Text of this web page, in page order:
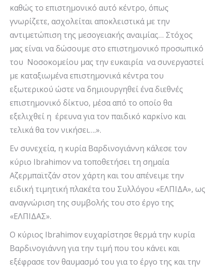
καθώς το επιστημονικό αυτό κέντρο, όπως
γνωρίζετε, ασχολείται αποκλειστικά με την
αντιμετώπιση της μεσογειακής αναιμίας… Στόχος
μας είναι να δώσουμε στο επιστημονικό προσωπικό
του Νοσοκομείου μας την ευκαιρία να συνεργαστεί
με καταξιωμένα επιστημονικά κέντρα του
εξωτερικού ώστε να δημιουργηθεί ένα διεθνές
επιστημονικό δίκτυο, μέσα από το οποίο θα
εξελιχθεί η έρευνα για τον παιδικό καρκίνο και
τελικά θα τον νικήσει….».
Εν συνεχεία, η κυρία Βαρδινογιάννη κάλεσε τον
κύριο Ibrahimov να τοποθετήσει τη σημαία
Αζερμπαϊτζάν στον χάρτη και του απένειμε την
ειδική τιμητική πλακέτα του Συλλόγου «ΕΛΠΙΔΑ», ως
αναγνώριση της συμβολής του στο έργο της
«ΕΛΠΙΔΑΣ».
Ο κύριος Ibrahimov ευχαρίστησε θερμά την κυρία
Βαρδινογιάννη για την τιμή που του κάνει και
εξέφρασε τον θαυμασμό του για το έργο της και την